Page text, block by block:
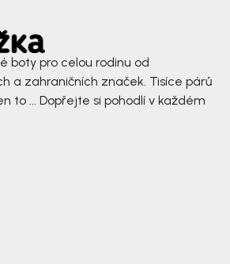
boty pro celou rodinu od
a zahraničních značek. Tisíce párů
to ... Dopřejte si pohodlí v každém